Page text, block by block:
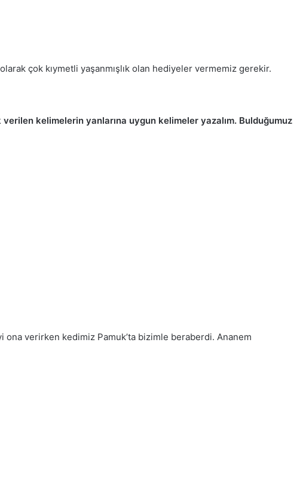
çok kıymetli yaşanmışlık olan hediyeler vermemiz gerekir.
kelimelerin yanlarına uygun kelimeler yazalım. Bulduğumuz
verirken kedimiz Pamuk’ta bizimle beraberdi. Ananem